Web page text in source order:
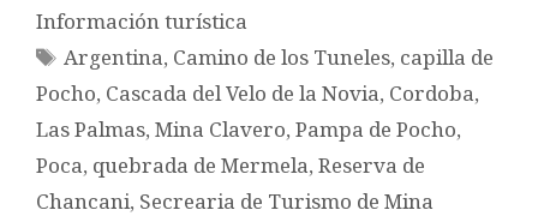
Información turística
Etiquetas
Argentina, Camino de los Tuneles, capilla de
Pocho, Cascada del Velo de la Novia, Cordoba,
Las Palmas, Mina Clavero, Pampa de Pocho,
Poca, quebrada de Mermela, Reserva de
Chancani, Secrearia de Turismo de Mina